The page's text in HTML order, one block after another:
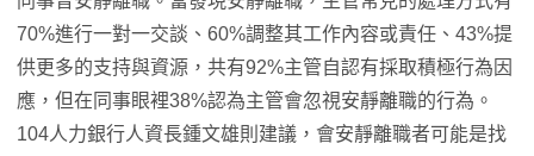
70%進行一對一交談、60%調整其工作內容或責任、43%提
供更多的支持與資源，共有92%主管自認有採取積極行為因
應，但在同事眼裡38%認為主管會忽視安靜離職的行為。
104人力銀行人資長鍾文雄則建議，會安靜離職者可能是找